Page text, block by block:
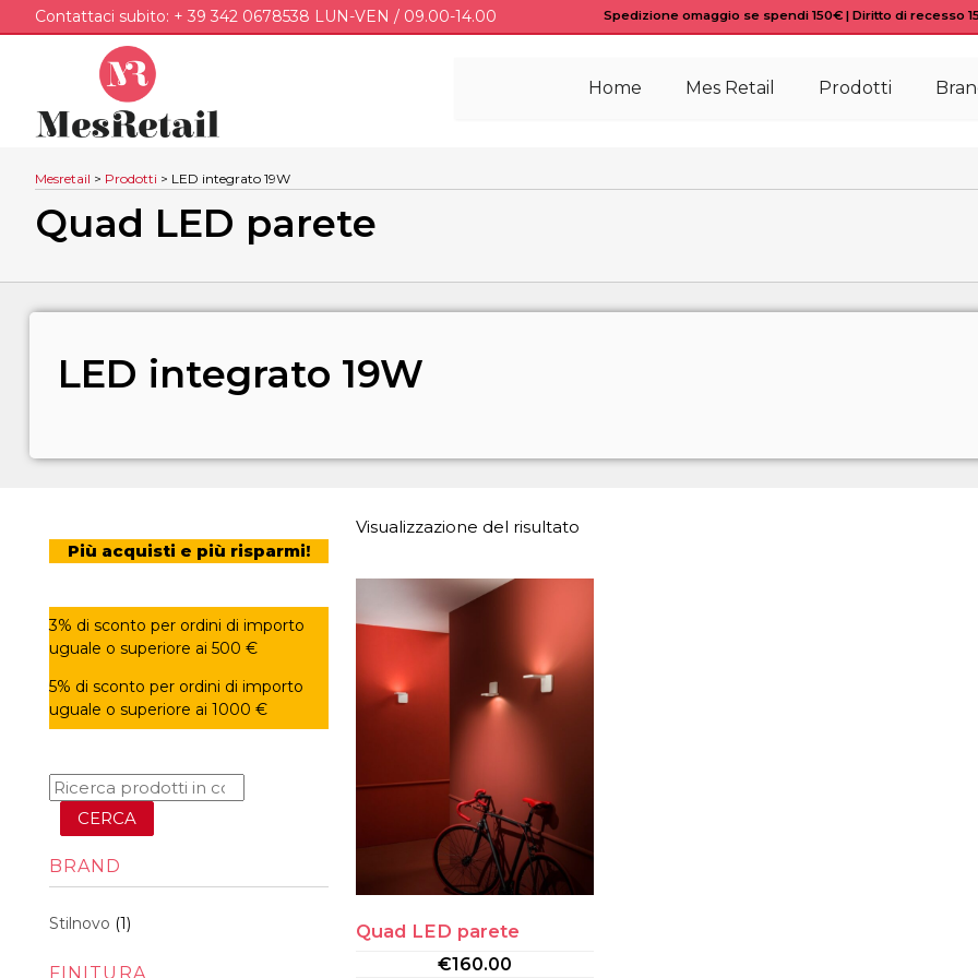
Contattaci subito: + 39 342 0678538 LUN-VEN / 09.00-14.00 Spedizione omaggio se spendi 150€ | Diritto di recesso
Home Mes Retail Prodotti
Mesretail > Prodotti > LED integrato 19W
Quad LED parete
LED integrato 19W
Visualizzazione del risultato
Quad LED parete
€160.00
Più acquisti e più risparmi!
3% di sconto per ordini di importo
uguale o superiore ai 500 €
5% di sconto per ordini di importo
uguale o superiore ai 1000 €
CERCA
BRAND
Stilnovo (1)
FINITURA